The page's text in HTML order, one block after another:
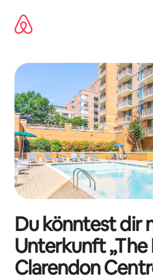
Inhalten
springen
Du könntest dir
Unterkunft „The
Clarendon